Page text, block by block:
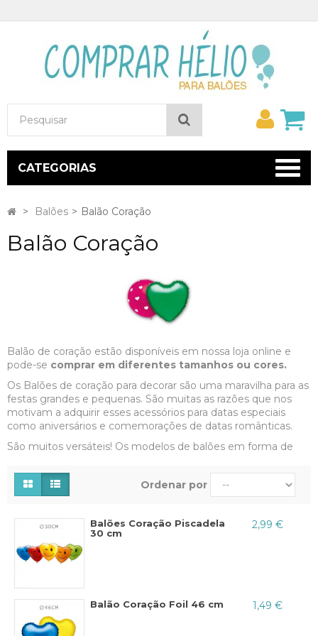
conta
CATEGORIAS
> Balões > Balão Coração
Balão Coração
Balão de coração estão disponíveis em nossa loja online e
pode-se comprar em diferentes tamanhos ou cores.
Os Balões de coração para decorar são uma maravilha para as
festas grandes e pequenas. São muitas as razões que nos
motivam a adquirir esses acessórios para datas especiais
como aniversários e comemorações de datas românticas.
São muitos versáteis! Os modelos de balões em forma de
entre uma grande variedade somente deste estilo.O
mais buscado entre todos certamente é o balão de coração
metalizado vermelho, pois esse combina o vermelho que é a
metalizados conseguem ter.
Os balões em coração que tanto utilizamos hoje em dia
foram criados faz muitos anos, especificamente em 1824 por
borracha (que hoje são de látex) para fazer seus
experimentos com hidrogênio.
De onde sai este materia?
Ordenar por
Balões Coração Piscadela
30 cm
2,99 €
Balão Coração Foil 46 cm 1,49 €